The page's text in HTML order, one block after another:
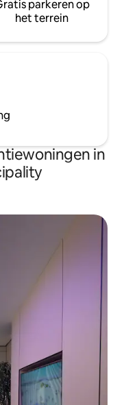
parkeren op
het terrein
in